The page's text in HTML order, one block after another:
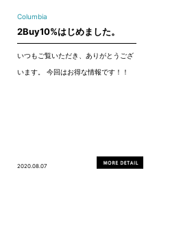
Columbia
2Buy10%はじめました。
いつもご覧いただき、ありがとうござ
います。 今回はお得な情報です！！
2020.08.07